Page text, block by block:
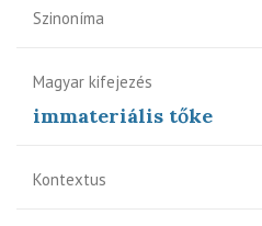
Szinoníma
Magyar kifejezés
immateriális tőke
Kontextus